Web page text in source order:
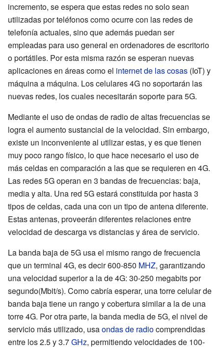
incremento, se espera que estas redes no solo sean
utilizadas por teléfonos como ocurre con las redes de
telefonía actuales, sino que además puedan ser
empleadas para uso general en ordenadores de escritorio
o portátiles. Por esta misma razón se esperan nuevas
aplicaciones en áreas como el internet de las cosas (IoT) y
máquina a máquina. Los celulares 4G no soportarán las
nuevas redes, los cuales necesitarán soporte para 5G.
Mediante el uso de ondas de radio de altas frecuencias se
logra el aumento sustancial de la velocidad. Sin embargo,
existe un inconveniente al utilizar estas, y es que tienen
muy poco rango físico, lo que hace necesario el uso de
más celdas en comparación a las que se requieren en 4G.
Las redes 5G operan en 3 bandas de frecuencias: baja,
media y alta. Una red 5G estará constituida por hasta 3
tipos de celdas, cada una con un tipo de antena diferente.
Estas antenas, proveerán diferentes relaciones entre
velocidad de descarga vs distancias y área de servicio.
La banda baja de 5G usa el mismo rango de frecuencia
que un terminal 4G, es decir 600-850 MHZ, garantizando
una velocidad superior a la de 4G: 30-250 megabits por
segundo(Mbit/s). Como cabría esperar, una torre celular de
banda baja tiene un rango y cobertura similar a la de una
torre 4G. Por otra parte, la banda media de 5G, el nivel de
servicio más utilizado, usaondas de radiocomprendidas
entre los 2.5 y 3.7GHz, permitiendo velocidades de 100-